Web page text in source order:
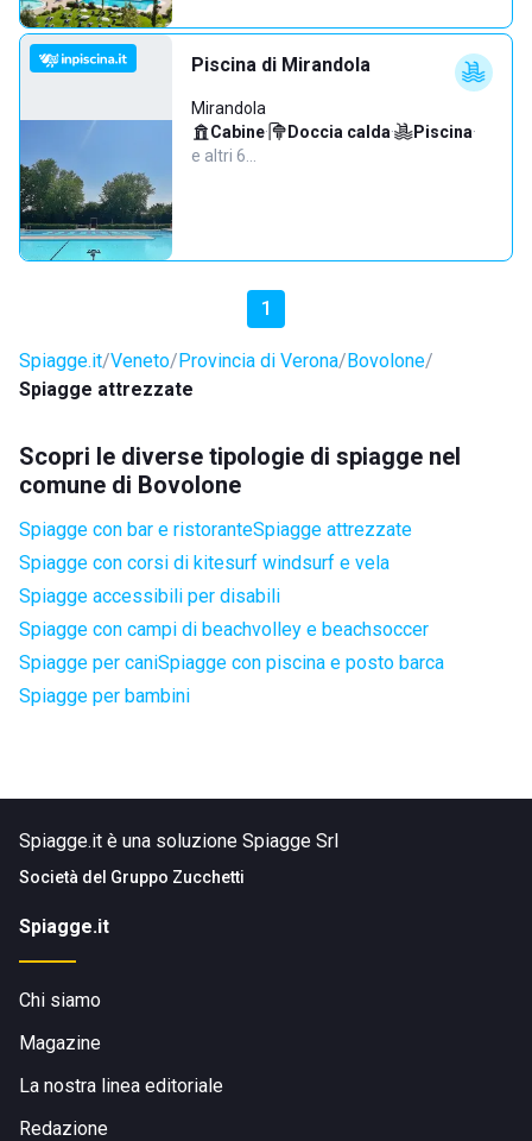
Piscina di Mirandola
Mirandola
Cabine· Doccia calda· Piscina·
e altri 6…
1
Spiagge.it Veneto Provincia di Verona Bovolone
Spiagge attrezzate
Scopri le diverse tipologie di spiagge nel
comune di Bovolone
Spiagge con bar e ristoranteSpiagge attrezzate
Spiagge con corsi di kitesurf windsurf e vela
Spiagge accessibili per disabili
Spiagge con campi di beachvolley e beachsoccer
Spiagge per caniSpiagge con piscina e posto barca
Spiagge per bambini
Spiagge.it è una soluzione Spiagge Srl
Società del Gruppo Zucchetti
Spiagge.it
Chi siamo
Magazine
La nostra linea editoriale
Redazione